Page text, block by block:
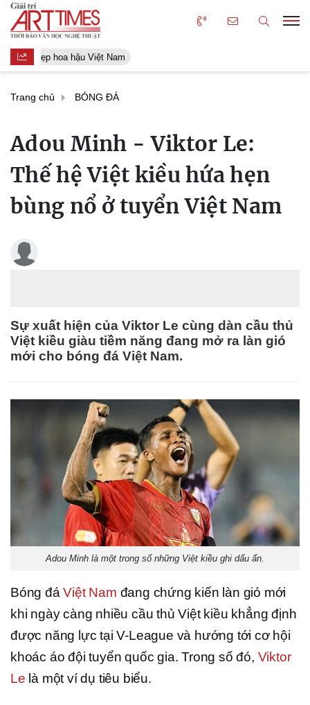
Người đẹp hoa hậu Việt Nam
Trang chủ BÓNG ĐÁ
Adou Minh - Viktor Le:
Thế hệ Việt kiều hứa hẹn
bùng nổ ở tuyển Việt Nam
Sự xuất hiện của Viktor Le cùng dàn cầu thủ
Việt kiều giàu tiềm năng đang mở ra làn gió
mới cho bóng đá Việt Nam.
Adou Minh là một trong số những Việt kiều ghi dấu ấn.
Bóng đáViệt Nam đang chứng kiến làn gió mới
khi ngày càng nhiều cầu thủ Việt kiều khẳng định
được năng lực tại V-League và hướng tới cơ hội
khoác áo đội tuyển quốc gia. Trong số đó, Viktor
Le là một ví dụ tiêu biểu.